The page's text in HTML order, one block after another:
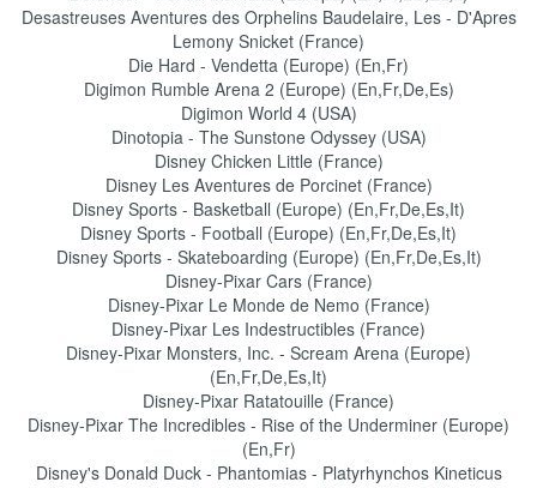
Desastreuses Aventures des Orphelins Baudelaire, Les - D'Apres
Lemony Snicket (France)
Die Hard - Vendetta (Europe) (En,Fr)
Digimon Rumble Arena 2 (Europe) (En,Fr,De,Es)
Digimon World 4 (USA)
Dinotopia - The Sunstone Odyssey (USA)
Disney Chicken Little (France)
Disney Les Aventures de Porcinet (France)
Disney Sports - Basketball (Europe) (En,Fr,De,Es,It)
Disney Sports - Football (Europe) (En,Fr,De,Es,It)
Disney Sports - Skateboarding (Europe) (En,Fr,De,Es,It)
Disney-Pixar Cars (France)
Disney-Pixar Le Monde de Nemo (France)
Disney-Pixar Les Indestructibles (France)
Disney-Pixar Monsters, Inc. - Scream Arena (Europe)
(En,Fr,De,Es,It)
Disney-Pixar Ratatouille (France)
Disney-Pixar The Incredibles - Rise of the Underminer (Europe)
(En,Fr)
Disney's Donald Duck - Phantomias - Platyrhynchos Kineticus